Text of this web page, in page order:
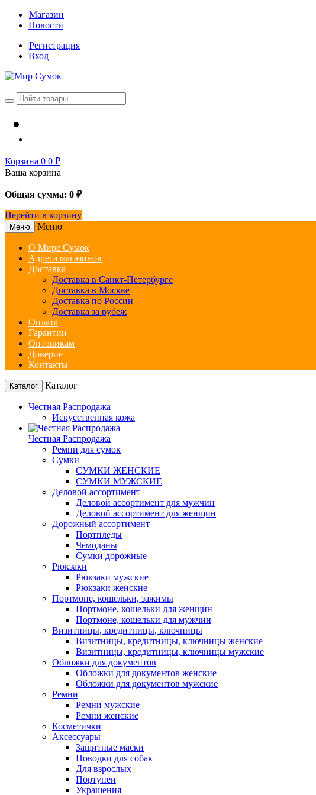
Магазин
Новости
Регистрация
Вход
Корзина 0 0 ₽
Ваша корзина
Общая сумма: 0 ₽
Перейти в корзину
Меню Меню
О Мире Сумок
Адреса магазинов
Доставка
Доставка в Санкт-Петербурге
Доставка в Москве
Доставка по России
Доставка за рубеж
Оплата
Гарантии
Оптовикам
Доверие
Контакты
Каталог Каталог
Честная Распродажа
Искусственная кожа
Честная Распродажа
Ремни для сумок
Сумки
СУМКИ ЖЕНСКИЕ
СУМКИ МУЖСКИЕ
Деловой ассортимент
Деловой ассортимент для мужчин
Деловой ассортимент для женщин
Дорожный ассортимент
Портпледы
Чемоданы
Сумки дорожные
Рюкзаки
Рюкзаки мужские
Рюкзаки женские
Портмоне, кошельки, зажимы
Портмоне, кошельки для женщин
Портмоне, кошельки для мужчин
Визитницы, кредитницы, ключницы
Визитницы, кредитницы, ключницы женские
Визитницы, кредитницы, ключницы мужские
Обложки для документов
Обложки для документов женские
Обложки для документов мужские
Ремни
Ремни мужские
Ремни женские
Косметички
Аксессуары
Защитные маски
Поводки для собак
Для взрослых
Портупеи
Украшения